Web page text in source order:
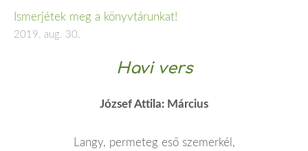
Ismerjétek meg a könyvtárunkat!
2019. aug. 30.
Havi vers
József Attila: Március
Langy, permeteg eső szemerkél,